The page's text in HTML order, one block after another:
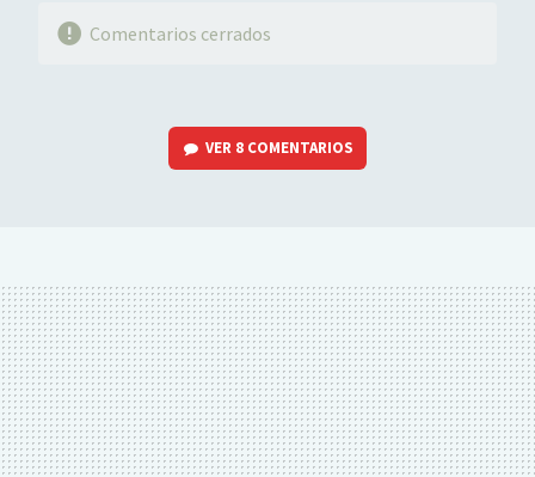
Comentarios cerrados
VER 8 COMENTARIOS